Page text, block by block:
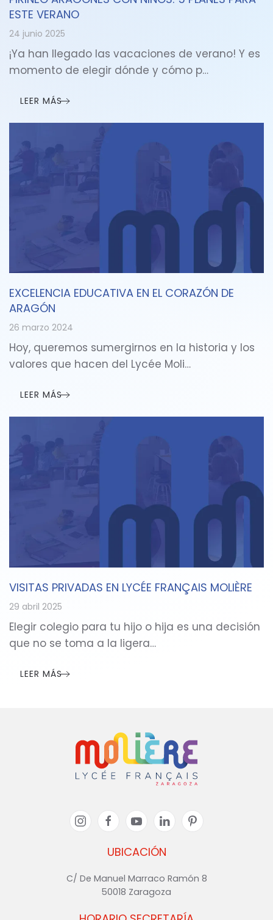
ESTE VERANO
24 junio 2025
¡Ya han llegado las vacaciones de verano! Y es
momento de elegir dónde y cómo p…
LEER MÁS
EXCELENCIA EDUCATIVA EN EL CORAZÓN DE
ARAGÓN
26 marzo 2024
Hoy, queremos sumergirnos en la historia y los
valores que hacen del Lycée Moli…
LEER MÁS
VISITAS PRIVADAS EN LYCÉE FRANÇAIS MOLIÈRE
29 abril 2025
Elegir colegio para tu hijo o hija es una decisión
que no se toma a la ligera…
LEER MÁS
UBICACIÓN
C/ De Manuel Marraco Ramón 8
50018 Zaragoza